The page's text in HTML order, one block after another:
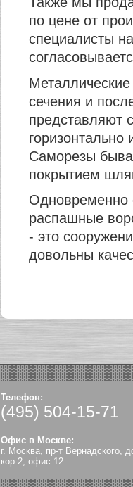
по цене от
специалисты
Металлические
сечения и
представляют
Саморезы
покрытием
Одновременно
распашные
- это
довольны
Телефон:
(495) 504-15-71
Офис в Москве:
г. Москва, пр-т Вернадского,
кор.2, офис 12